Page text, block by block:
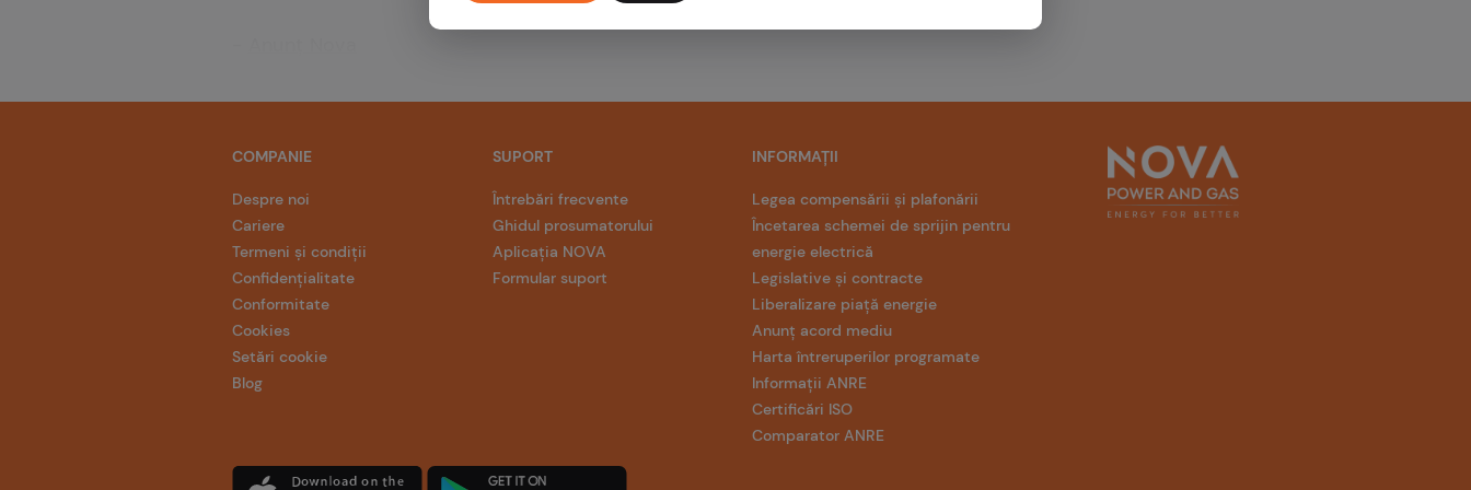
COMPANIE
Despre noi
Cariere
Termeni și condiții
Confidențialitate
Conformitate
Cookies
Setări cookie
Blog
INFORMAȚII
Legea compensării și plafonării
Încetarea schemei de sprijin pentru
energie electrică
Legislative și contracte
Liberalizare piață energie
Anunț acord mediu
Harta întreruperilor programate
Informații ANRE
Certificări ISO
Comparator ANRE
SUPORT
Întrebări frecvente
Ghidul prosumatorului
Aplicația NOVA
Formular suport